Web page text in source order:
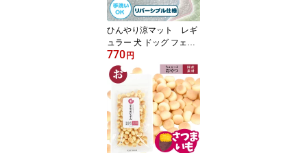
ひんやり涼マット レギ
ュラー 犬 ドッグ フェレ
ット 小動物 猫 マット カ
フェマット ステイマット
接触冷感 クール 夏用 防
ダニ
770 円